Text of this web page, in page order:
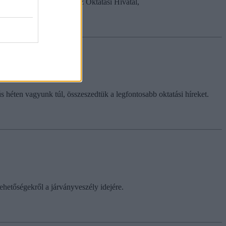
héten vagyunk túl, összeszedtük a legfontosabb oktatási híreket.
a járványveszély idejére.